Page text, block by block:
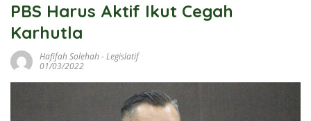
PBS Harus Aktif Ikut Cegah
Karhutla
Hafifah Solehah -Legislatif
01/03/2022